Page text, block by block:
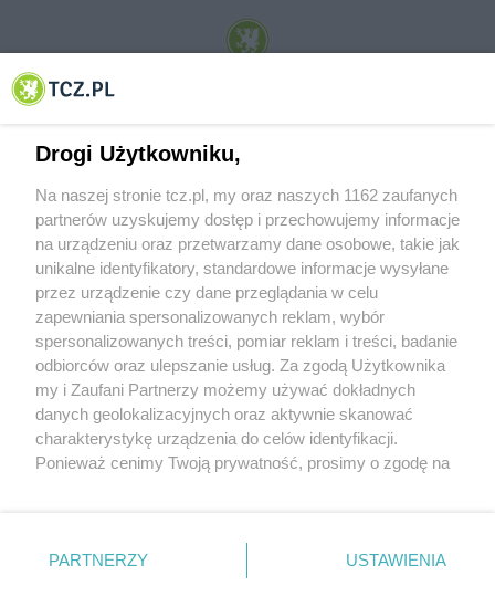
© 2001-2026 Tczew - TCZ.PL Sp. z o.o. Internetowy Serwis Informacyjny Miasta
O FIRMIE POLITYKA PRYWATNOŚCI HOSTING
REKLAMA WSPÓŁPRACA RSS FACEBOOK KONTAKT
Nasze serwisy
Aktualności
Tcz24
Historia miasta
Muzyka i kultura
Archiwum wydarzeń
Zdjęcia miasta
Drogi Użytkowniku,
Na naszej stronie tcz.pl, my oraz naszych 1162 zaufanych
partnerów uzyskujemy dostęp i przechowujemy informacje
na urządzeniu oraz przetwarzamy dane osobowe, takie jak
unikalne identyfikatory, standardowe informacje wysyłane
przez urządzenie czy dane przeglądania w celu
zapewniania spersonalizowanych reklam, wybór
spersonalizowanych treści, pomiar reklam i treści, badanie
odbiorców oraz ulepszanie usług. Za zgodą Użytkownika
my i Zaufani Partnerzy możemy używać dokładnych
danych geolokalizacyjnych oraz aktywnie skanować
charakterystykę urządzenia do celów identyfikacji.
Ponieważ cenimy Twoją prywatność, prosimy o zgodę na
znajdujący się w lewym dolnym rogu strony
. Niektóre
PARTNERZY USTAWIENIA